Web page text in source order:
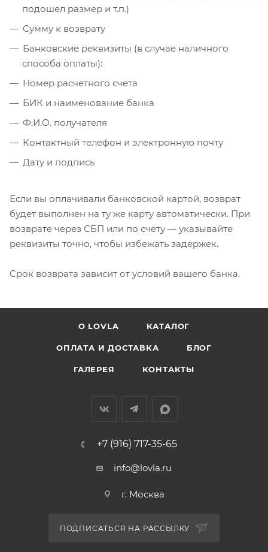
подошел размер и т.п.)
Сумму к возврату
Банковские реквизиты (в случае наличного
способа оплаты):
Номер расчетного счета
БИК и наименование банка
Ф.И.О. получателя
Контактный телефон и электронную почту
Дату и подпись
Если вы оплачивали банковской картой, возврат
будет выполнен на ту же карту автоматически. При
возврате через СБП или по счету — указывайте
реквизиты точно, чтобы избежать задержек.
Срок возврата зависит от условий вашего банка.
О LOVLA КАТАЛОГ
ОПЛАТА И ДОСТАВКА БЛОГ
ГАЛЕРЕЯ КОНТАКТЫ
+7 (916) 717-35-65
info@lovla.ru
г. Москва
ПОДПИСАТЬСЯ НА РАССЫЛКУ